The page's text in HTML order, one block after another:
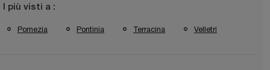
I più visti a :
Pomezia Pontinia Terracina Velletri